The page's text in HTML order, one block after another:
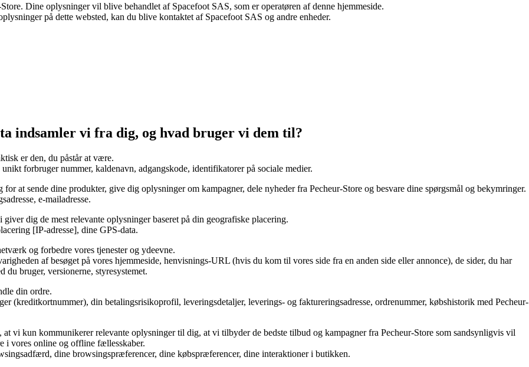
Dine oplysninger vil blive behandlet af Spacefoot SAS, som er operatøren af denne hjemmeside.
på dette websted, kan du blive kontaktet af Spacefoot SAS og andre enheder.
indsamler vi fra dig, og hvad bruger vi dem til?
er den, du påstår at være.
forbruger nummer, kaldenavn, adgangskode, identifikatorer på sociale medier.
at sende dine produkter, give dig oplysninger om kampagner, dele nyheder fra Pecheur-Store og besvare dine spørgsmål og bekymringer.
e-mailadresse.
dig de mest relevante oplysninger baseret på din geografiske placering.
[IP-adresse], dine GPS-data.
og forbedre vores tjenester og ydeevne.
af besøget på vores hjemmeside, henvisnings-URL (hvis du kom til vores side fra en anden side eller annonce), de sider, du har
du bruger, versionerne, styresystemet.
din ordre.
(kreditkortnummer), din betalingsrisikoprofil, leveringsdetaljer, leverings- og faktureringsadresse, ordrenummer, købshistorik med Pecheur-
vi kun kommunikerer relevante oplysninger til dig, at vi tilbyder de bedste tilbud og kampagner fra Pecheur-Store som sandsynligvis vil
i vores online og offline fællesskaber.
dine browsingspræferencer, dine købspræferencer, dine interaktioner i butikken.